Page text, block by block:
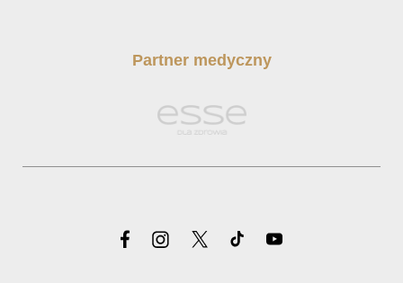
Partner medyczny